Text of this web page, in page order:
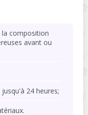
composition
avant ou
24 heures;